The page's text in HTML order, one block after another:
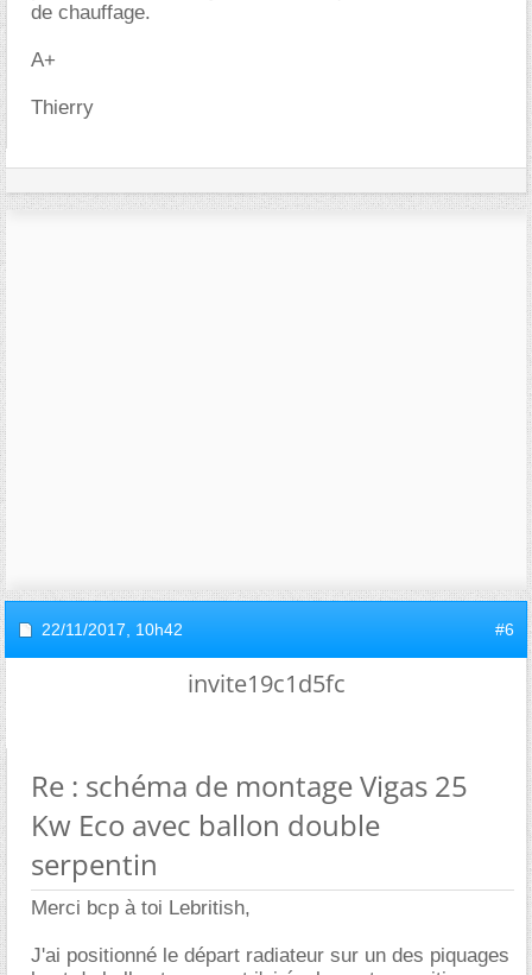
de chauffage.
A+
Thierry
22/11/2017, 10h42 #6
invite19c1d5fc
Re : schéma de montage Vigas 25
Kw Eco avec ballon double
serpentin
Merci bcp à toi Lebritish,
J'ai positionné le départ radiateur sur un des piquages